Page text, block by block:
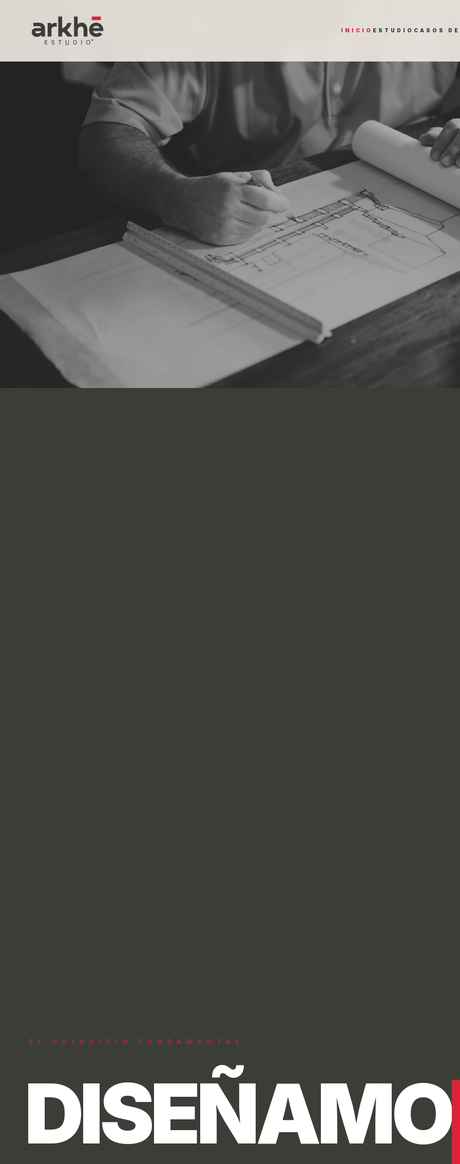
INICIO ESTUDIO CASOS
REALIDAD TANGIBLE